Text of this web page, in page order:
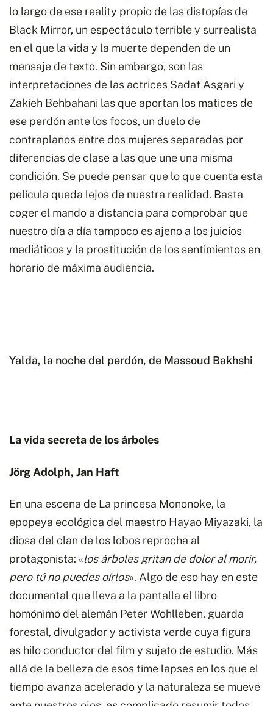
lo largo de ese reality propio de las distopías de
Black Mirror, un espectáculo terrible y surrealista
en el que la vida y la muerte dependen de un
mensaje de texto. Sin embargo, son las
interpretaciones de las actrices Sadaf Asgari y
Zakieh Behbahani las que aportan los matices de
ese perdón ante los focos, un duelo de
contraplanos entre dos mujeres separadas por
diferencias de clase a las que une una misma
condición. Se puede pensar que lo que cuenta esta
película queda lejos de nuestra realidad. Basta
coger el mando a distancia para comprobar que
nuestro día a día tampoco es ajeno a los juicios
mediáticos y la prostitución de los sentimientos en
horario de máxima audiencia.
Yalda, la noche del perdón, de Massoud Bakhshi
La vida secreta de los árboles
Jörg Adolph, Jan Haft
En una escena de La princesa Mononoke, la
epopeya ecológica del maestro Hayao Miyazaki, la
diosa del clan de los lobos reprocha al
protagonista: «los árboles gritan de dolor al morir,
pero tú no puedes oírlos«. Algo de eso hay en este
documental que lleva a la pantalla el libro
homónimo del alemán Peter Wohlleben, guarda
forestal, divulgador y activista verde cuya figura
es hilo conductor del film y sujeto de estudio. Más
allá de la belleza de esos time lapses en los que el
tiempo avanza acelerado y la naturaleza se mueve